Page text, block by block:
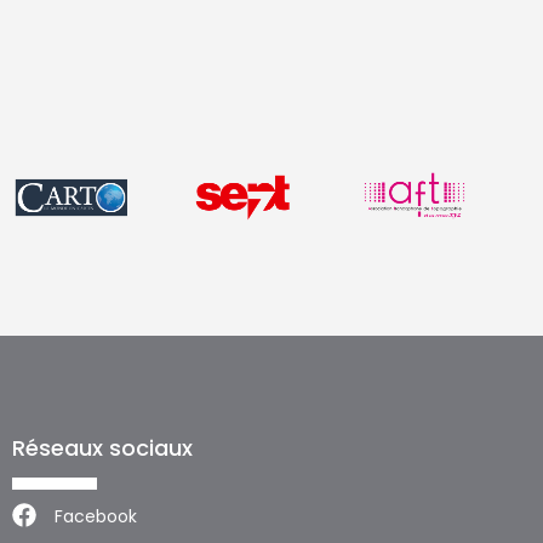
Réseaux sociaux
Facebook